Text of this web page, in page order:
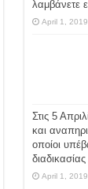
λαμβάνετε
April 1, 2019
Στις 5
και
οποίοι
διαδικασίας
April 1, 2019